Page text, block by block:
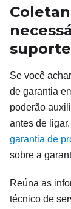
suporte
Se você
de garantia
poderão
antes de
garantia de
sobre a
Reúna as
técnico de